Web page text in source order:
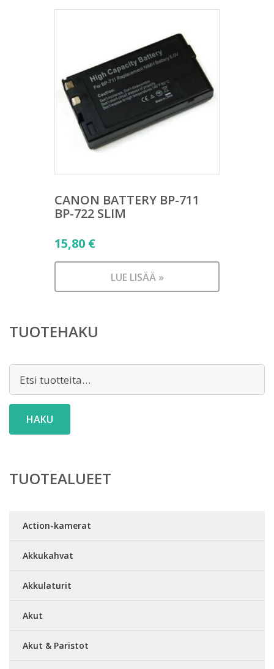
CANON BATTERY BP-711
BP-722 SLIM
15,80 €
LUE LISÄÄ »
TUOTEHAKU
HAKU
TUOTEALUEET
Action-kamerat
Akkukahvat
Akkulaturit
Akut
Akut & Paristot